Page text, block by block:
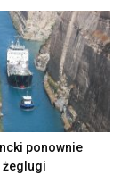
ponownie
żeglugi